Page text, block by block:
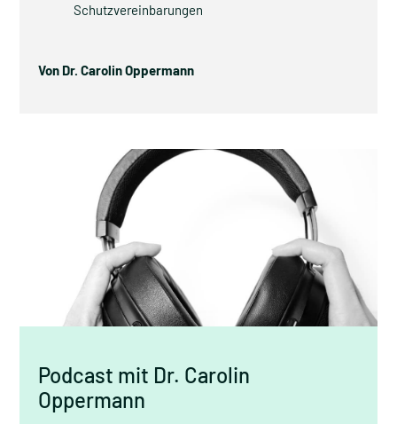
Schutzvereinbarungen
Von Dr. Carolin Oppermann
Podcast mit Dr. Carolin
Oppermann